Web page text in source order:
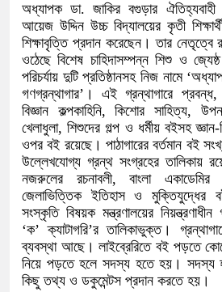
অধ্যাপক ডা. জাকির বগুড়ার ঐতিহ্যবাহী
আয়েজ উদ্দিন উচ্চ বিদ্যালয়ের কৃতী
শিক্ষাবৃত্তি প্রদান করেছেন। তার
ওঠেছে বিশেষ চাহিদাসম্পন্ন শিশু ও
পরিচর্যায় দুটি প্রতিষ্ঠানসহ নিজ নামে
গণগ্রন্থাগার’। এই গ্রন্থাগারে প্রবন্ধ,
বিজ্ঞান কল্পকাহিনি, কিশোর সাহিত্য,
খেলাধুলা, শিশুদের গল্প ও ধর্মীয় বইসহ জ্ঞান-
ওপর বই রয়েছে। পাঠাগারের বর্তমান বই
উল্লেখযোগ্য গ্রন্থ সংগ্রহের তালিকায়
নজরুলের রচনাবলী, বাংলা
জেলাভিত্তিক ইতিহাস ও মুক্তিযুদ্ধের
সংস্কৃতি বিষয়ক মন্ত্রণালয়ের
‘ক’ ক্যাটাগরি’র তালিকাভুক্ত।
ব্যবস্থা আছে। লাইব্রেরিতে বই পড়তে
নিয়ে পড়তে হলে সদস্য হতে হয়। সদস্য
কিছু তথ্য ও ডকুমেন্টস প্রদান করতে হয়।